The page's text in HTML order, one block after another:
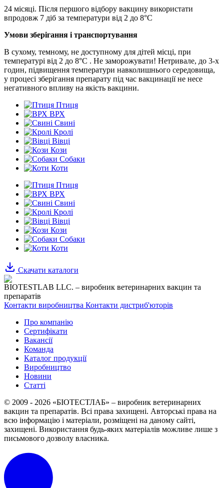
24 місяці. Після першого відбору вакцину використати
впродовж 7 діб за температури від 2 до 8°С
Умови зберігання і транспортування
В сухому, темному, не доступному для дітей місці, при
температурі від 2 до 8°С . Не заморожувати! Нетривале, до 3-х
годин, підвищення температури навколишнього середовища,
у процесі зберігання препарату під час вакцинації не несе
негативного впливу на якість вакцини.
Птиця
ВРХ
Свині
Кролі
Вівці
Кози
Собаки
Коти
Птиця
ВРХ
Свині
Кролі
Вівці
Кози
Собаки
Коти
Скачати каталоги
BIOTESTLAB LLC. – виробник ветеринарних вакцин та
препаратів
Контакти виробництва Контакти дистриб'юторів
Про компанію
Сертифікати
Вакансії
Команда
Каталог продукції
Виробництво
Новини
Статті
© 2009 - 2026 «БІОТЕСТЛАБ» – виробник ветеринарних
вакцин та препаратів. Всі права захищені. Авторські права на
всю інформацію і матеріали, розміщені на даному сайті,
захищені. Використання будь-яких матеріалів можливе лише з
письмового дозволу власника.